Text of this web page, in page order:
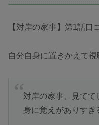
【対岸の家事】第1話口
自分自身に置きかえて
対岸の家事、見て
身に覚えがありすぎ